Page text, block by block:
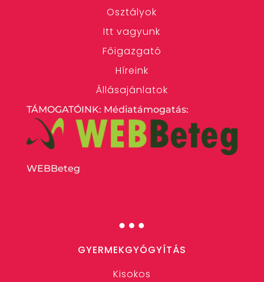
Osztályok
Itt vagyunk
Főigazgató
Híreink
Állásajánlatok
TÁMOGATÓINK: Médiatámogatás:
WEBBeteg
…
GYERMEKGYÓGYÍTÁS
Kisokos